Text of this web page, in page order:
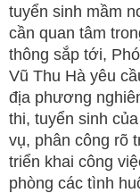
tuyển sinh mầm
cần quan tâm
thông sắp tới,
Vũ Thu Hà yêu
địa phương
thi, tuyển sinh
vụ, phân công rõ
triển khai công
phòng các tình